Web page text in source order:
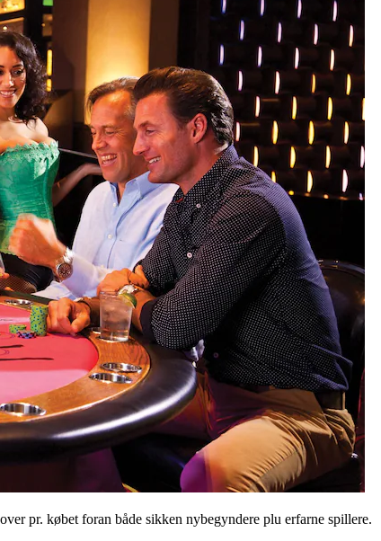
pr. købet foran både sikken nybegyndere plu erfarne spillere.